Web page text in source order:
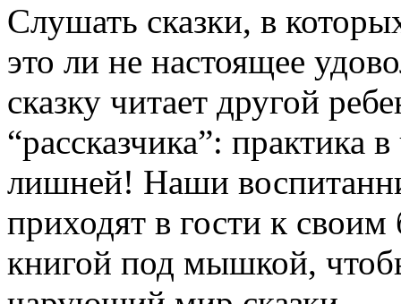
Слушать сказки, в
это ли не настоящее
сказку читает другой
“рассказчика”: практика
лишней! Наши
приходят в гости к
книгой под мышкой,